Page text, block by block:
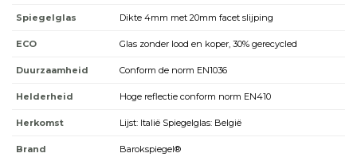
Spiegelglas Dikte 4mm met 20mm facet slijping
ECO Glas zonder lood en koper, 30% gerecycled
Duurzaamheid Conform de norm EN1036
Helderheid Hoge reflectie conform norm EN410
Herkomst Lijst: Italië Spiegelglas: België
Brand Barokspiegel®